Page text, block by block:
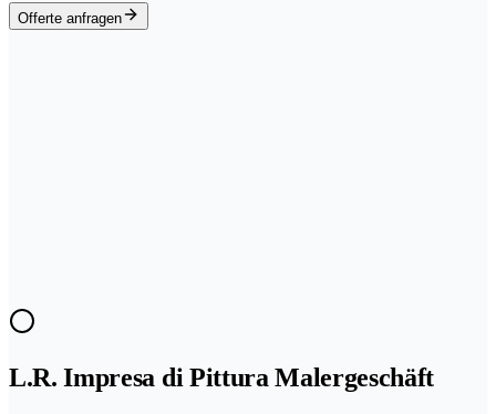
Offerte anfragen
L.R. Impresa di Pittura Malergeschäft